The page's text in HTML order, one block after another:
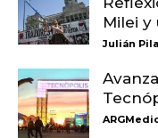
Milei y
Julián